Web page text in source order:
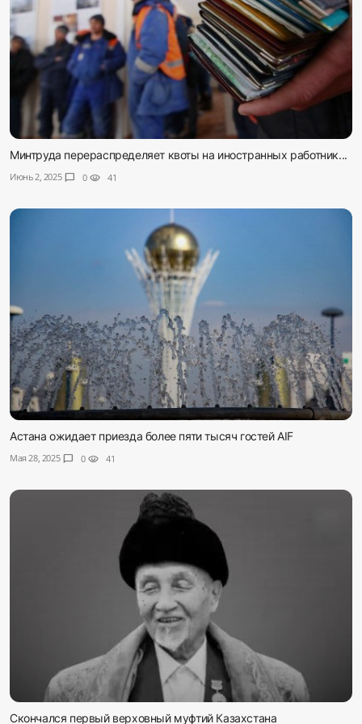
Минтруда перераспределяет квоты на иностранных работник...
Июнь 2, 2025 chat_bubble 0 visibility 41
Астана ожидает приезда более пяти тысяч гостей AIF
Мая 28, 2025 chat_bubble 0 visibility 41
Скончался первый верховный муфтий Казахстана